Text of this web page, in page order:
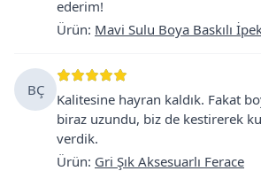
ederim!
Ürün: Mavi Sulu Boya Baskılı
BÇ
Kalitesine hayran kaldık. Fakat
biraz uzundu, biz de kestirerek
verdik.
Ürün: Gri Şık Aksesuarlı Ferace